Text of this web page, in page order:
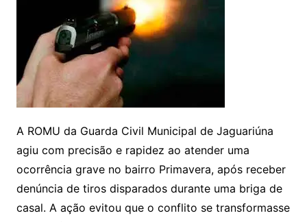
A ROMU da Guarda Civil Municipal de Jaguariúna
agiu com precisão e rapidez ao atender uma
ocorrência grave no bairro Primavera, após receber
denúncia de tiros disparados durante uma briga de
casal. A ação evitou que o conflito se transformasse